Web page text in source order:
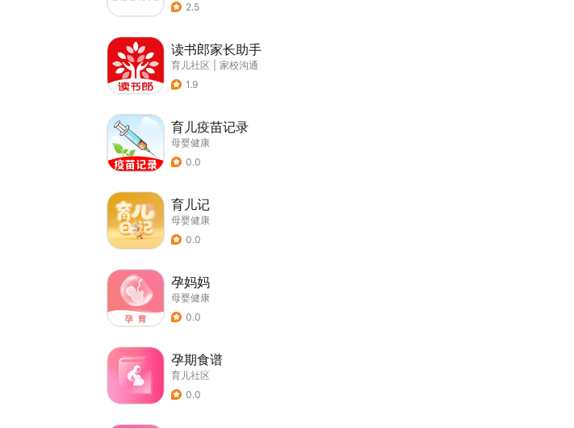
2.5
读书郎家长助手
育儿社区
家校沟通
1.9
育儿疫苗记录
母婴健康
0.0
育儿记
母婴健康
0.0
孕妈妈
母婴健康
0.0
孕期食谱
育儿社区
0.0